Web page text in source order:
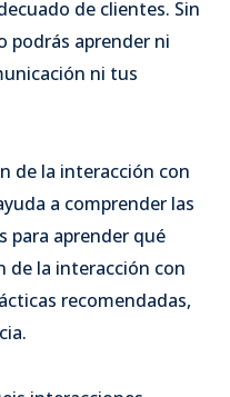
de clientes. Sin
podrás aprender ni
ni tus
de la interacción con
a comprender las
para aprender qué
de la interacción con
recomendadas,